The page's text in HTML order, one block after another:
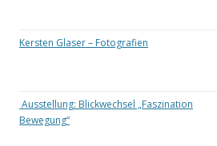
Kersten Glaser – Fotografien
Ausstellung: Blickwechsel „Faszination
Bewegung“